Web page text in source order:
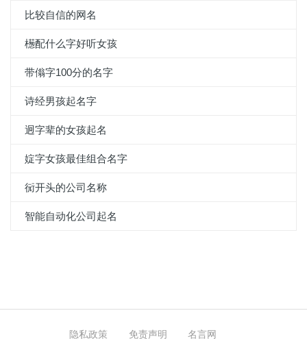
比较自信的网名
檧配什么字好听女孩
带傟字100分的名字
诗经男孩起名字
迥字辈的女孩起名
婝字女孩最佳组合名字
衏开头的公司名称
智能自动化公司起名
隐私政策 免责声明 名言网